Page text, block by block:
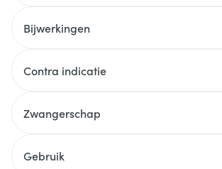
Bijwerkingen
Contra indicatie
Zwangerschap
Gebruik